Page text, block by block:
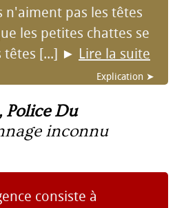
n'aiment pas les têtes
les petites chattes se
[...] ► Lire la suite
Explication ➤
Police Du
inconnu
consiste à